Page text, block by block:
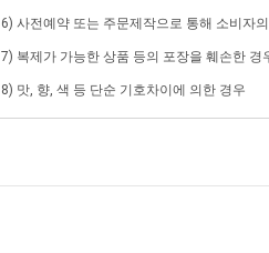
6) 사전예약 또는 주문제작으로 통해 소비자
7) 복제가 가능한 상품 등의 포장을 훼손한 경
8) 맛, 향, 색 등 단순 기호차이에 의한 경우